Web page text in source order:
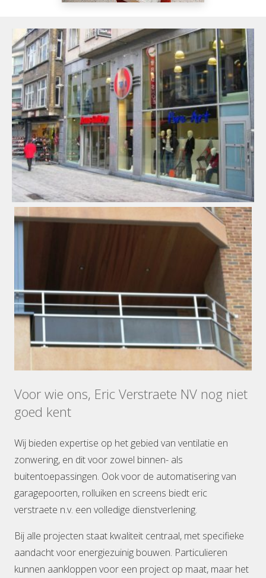
Voor wie ons, Eric Verstraete NV nog niet
goed kent
Wij bieden expertise op het gebied van ventilatie en
zonwering, en dit voor zowel binnen- als
buitentoepassingen. Ook voor de automatisering van
garagepoorten, rolluiken en screens biedt eric
verstraete n.v. een volledige dienstverlening.
Bij alle projecten staat kwaliteit centraal, met specifieke
aandacht voor energiezuinig bouwen. Particulieren
kunnen aankloppen voor een project op maat, maar het